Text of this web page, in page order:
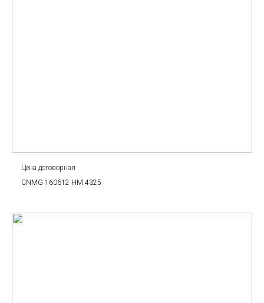
Цена договорная
CNMG 160612 HM 4325